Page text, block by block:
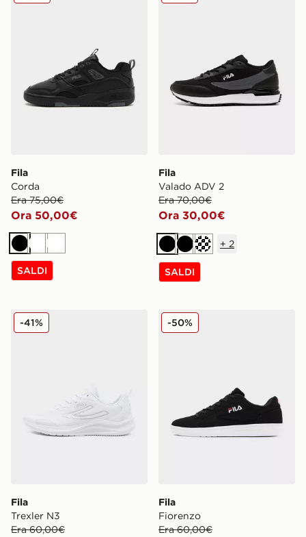
Fila
Corda
Era 75,00€
Ora 50,00€
NeroBiancoBianco
SALDI
Fila
Valado ADV 2
Era 70,00€
Ora 30,00€
NeroNeroCrema
+ 2
SALDI
Fila Trexler N3
Fila
Trexler N3
Era 60,00€
-41% Fila Fiorenzo
Fila
Fiorenzo
Era 60,00€
-50%